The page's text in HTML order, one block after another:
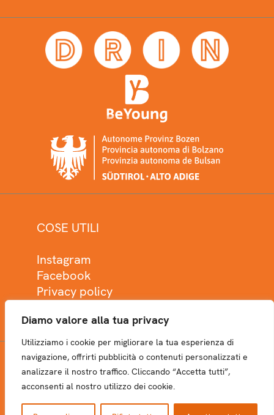
Diamo valore alla tua privacy
Utilizziamo i cookie per migliorare la tua esperienza di
navigazione, offrirti pubblicità o contenuti personalizzati e
analizzare il nostro traffico. Cliccando “Accetta tutti”,
acconsenti al nostro utilizzo dei cookie.
COSE UTILI
Instagram
Facebook
Privacy policy
NEWSLETTER